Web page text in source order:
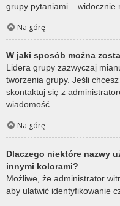
grupy pytaniami – widocznie
Na górę
W jaki sposób można
Lidera grupy zazwyczaj
tworzenia grupy. Jeśli
skontaktuj się z
wiadomość.
Na górę
Dlaczego niektóre nazwy
innymi kolorami?
Możliwe, że administrator
aby ułatwić identyfikowanie